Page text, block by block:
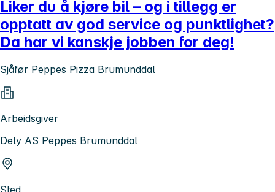
Liker du å kjøre bil – og i tillegg er
opptatt av god service og punktlighet?
Da har vi kanskje jobben for deg!
Sjåfør Peppes Pizza Brumunddal
Arbeidsgiver
Dely AS Peppes Brumunddal